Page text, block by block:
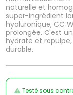
naturelle et
super-ingrédient
hyaluronique, CC
prolongée. C'est
hydrate et
durable.
Testé sous